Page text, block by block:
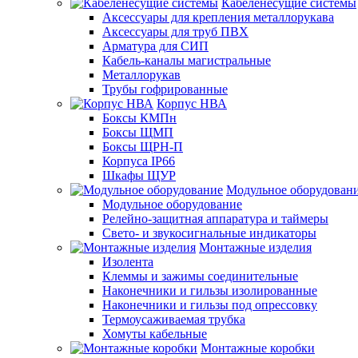
Аксессуары для крепления металлорукава
Аксессуары для труб ПВХ
Арматура для СИП
Кабель-каналы магистральные
Металлорукав
Трубы гофрированные
Корпус НВА
Боксы КМПн
Боксы ЩМП
Боксы ЩРН-П
Корпуса IP66
Шкафы ЩУР
Модульное
Модульное оборудование
Релейно-защитная аппаратура и таймеры
Свето- и звукосигнальные индикаторы
Монтажные изделия
Изолента
Клеммы и зажимы соединительные
Наконечники и гильзы изолированные
Наконечники и гильзы под опрессовку
Термоусаживаемая трубка
Хомуты кабельные
Монтажные коробки